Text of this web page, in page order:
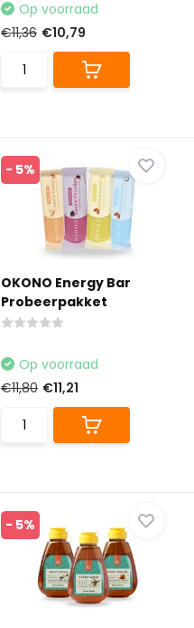
Op voorraad
€11,36 €10,79
- 5%
OKONO Energy Bar
Probeerpakket
Op voorraad
€11,80 €11,21
- 5%